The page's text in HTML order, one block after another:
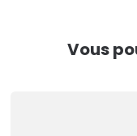
Vous